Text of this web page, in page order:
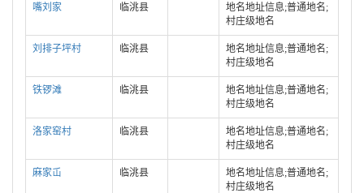
嘴刘家 临洮县
地名地址信息;普通地名;
村庄级地名
刘排子坪村 临洮县
地名地址信息;普通地名;
村庄级地名
铁锣滩 临洮县
地名地址信息;普通地名;
村庄级地名
洛家窑村 临洮县
地名地址信息;普通地名;
村庄级地名
麻家屲 临洮县
地名地址信息;普通地名;
村庄级地名